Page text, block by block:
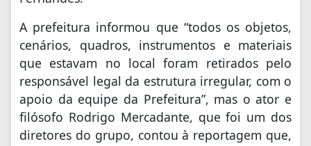
A prefeitura informou que “todos os objetos,
cenários, quadros, instrumentos e materiais
que estavam no local foram retirados pelo
responsável legal da estrutura irregular, com o
apoio da equipe da Prefeitura”, mas o ator e
filósofo Rodrigo Mercadante, que foi um dos
diretores do grupo, contou à reportagem que,